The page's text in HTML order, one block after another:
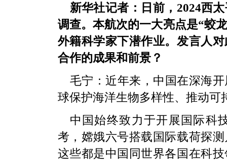
新华社记者：日前，2024西
调查。本航次的一大亮点是“蛟
外籍科学家下潜作业。发言人
合作的成果和前景？
毛宁：近年来，中国在深海
球保护海洋生物多样性、推动可
中国始终致力于开展国际科
考，嫦娥六号搭载国际载荷探
这些都是中国同世界各国在科